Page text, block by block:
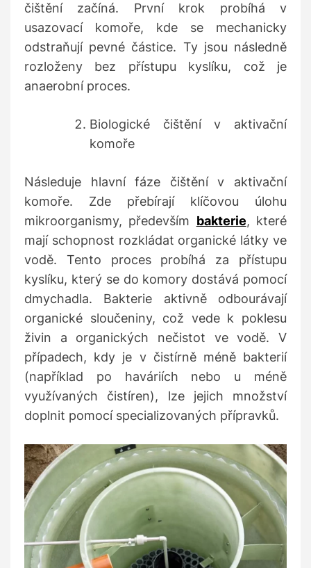
čištění začíná. První krok probíhá v
usazovací komoře, kde se mechanicky
odstraňují pevné částice. Ty jsou následně
rozloženy bez přístupu kyslíku, což je
anaerobní proces.
Biologické čištění v aktivační
komoře
Následuje hlavní fáze čištění v aktivační
komoře. Zde přebírají klíčovou úlohu
mikroorganismy, především bakterie, které
mají schopnost rozkládat organické látky ve
vodě. Tento proces probíhá za přístupu
kyslíku, který se do komory dostává pomocí
dmychadla. Bakterie aktivně odbourávají
organické sloučeniny, což vede k poklesu
živin a organických nečistot ve vodě. V
případech, kdy je v čistírně méně bakterií
(například po haváriích nebo u méně
využívaných čistíren), lze jejich množství
doplnit pomocí specializovaných přípravků.